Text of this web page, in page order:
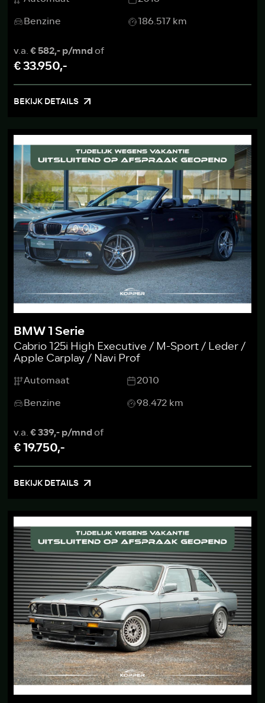
Benzine
186.517 km
v.a.€ 582,- p/mndof
€ 33.950,-
BEKIJK DETAILS
BMW 1 Serie
Cabrio 125i High Executive / M-Sport / Leder /
Apple Carplay / Navi Prof
Automaat
2010
Benzine
98.472 km
v.a.€ 339,- p/mndof
€ 19.750,-
BEKIJK DETAILS